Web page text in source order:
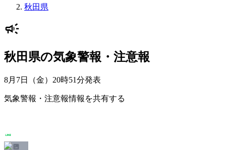
秋田県
秋田県の気象警報・注意報
8月7日（金）20時51分発表
気象警報・注意報情報を共有する